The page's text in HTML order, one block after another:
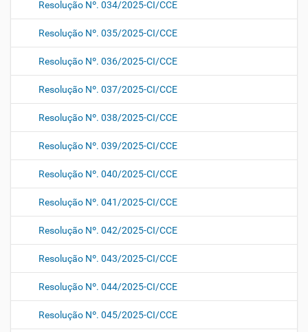
Resolução Nº. 034/2025-CI/CCE
Resolução Nº. 035/2025-CI/CCE
Resolução Nº. 036/2025-CI/CCE
Resolução Nº. 037/2025-CI/CCE
Resolução Nº. 038/2025-CI/CCE
Resolução Nº. 039/2025-CI/CCE
Resolução Nº. 040/2025-CI/CCE
Resolução Nº. 041/2025-CI/CCE
Resolução Nº. 042/2025-CI/CCE
Resolução Nº. 043/2025-CI/CCE
Resolução Nº. 044/2025-CI/CCE
Resolução Nº. 045/2025-CI/CCE